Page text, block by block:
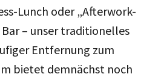
Lunch oder „Afterwork-
– unser traditionelles
Entfernung zum
bietet demnächst noch